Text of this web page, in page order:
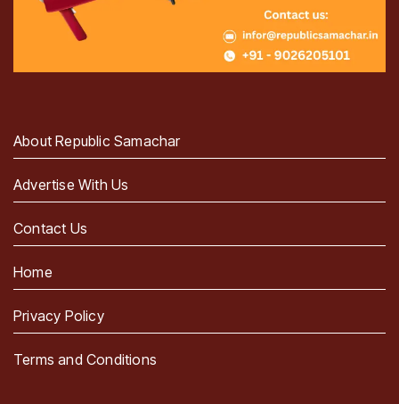
About Republic Samachar
Advertise With Us
Contact Us
Home
Privacy Policy
Terms and Conditions